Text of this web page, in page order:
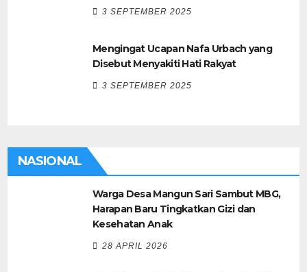
3 SEPTEMBER 2025
Mengingat Ucapan Nafa Urbach yang
Disebut Menyakiti Hati Rakyat
3 SEPTEMBER 2025
NASIONAL
Warga Desa Mangun Sari Sambut MBG,
Harapan Baru Tingkatkan Gizi dan
Kesehatan Anak
28 APRIL 2026